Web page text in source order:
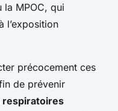
la MPOC, qui
l’exposition
précocement ces
de prévenir
respiratoires